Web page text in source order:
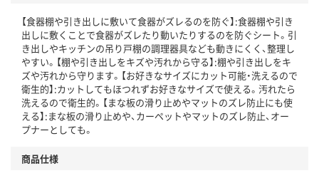
【食器棚や引き出しに敷いて食器がズレるのを防ぐ】:食器棚や引き
出しに敷くことで食器がズレたり動いたりするのを防ぐシート。引
き出しやキッチンの吊り戸棚の調理器具なども動きにくく、整理し
やすい。【棚や引き出しをキズや汚れから守る】:棚や引き出しをキ
ズや汚れから守ります。【お好きなサイズにカット可能・洗えるので
衛生的】:カットしてもほつれずお好きなサイズで使える。汚れたら
洗えるので衛生的。【まな板の滑り止めやマットのズレ防止にも使
える】:まな板の滑り止めや、カーペットやマットのズレ防止、オー
プナーとしても。
商品仕様